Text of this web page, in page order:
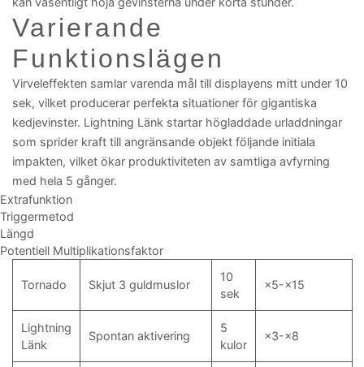
Varierande
Funktionslägen
Virveleffekten samlar varenda mål till displayens mitt under 10
sek, vilket producerar perfekta situationer för gigantiska
kedjevinster. Lightning Länk startar högladdade urladdningar
som sprider kraft till angränsande objekt följande initiala
impakten, vilket ökar produktiviteten av samtliga avfyrning
med hela 5 gånger.
Extrafunktion
Triggermetod
Längd
Potentiell Multiplikationsfaktor
Tornado Skjut 3 guldmuslor
10
sek
×5-×15
Lightning
Länk
Spontan aktivering
5
kulor
×3-×8